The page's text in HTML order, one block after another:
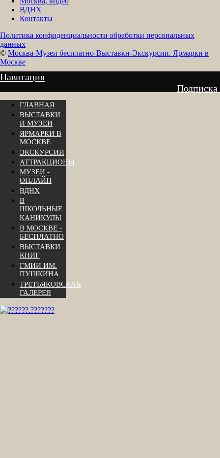
ВДНХ
Контакты
Политика конфиденциальности обработки персональных
данных
© Москва-Музеи бесплатно-Выставки-Экскурсии. Ярмарки в
Москве
Навигация
Подписка
ГЛАВНАЯ
ВЫСТАВКИ
И МУЗЕИ
ЯРМАРКИ В
МОСКВЕ
ЭКСКУРСИИ
АТТРАКЦИОНЫ
МУЗЕИ -
ОНЛАЙН
ВДНХ
В
ШКОЛЬНЫЕ
КАНИКУЛЫ
В МОСКВЕ -
БЕСПЛАТНО
ВЫСТАВКИ
КНИГ
ГМИИ ИМ.
ПУШКИНА
ТРЕТЬЯКОВСКАЯ
ГАЛЕРЕЯ